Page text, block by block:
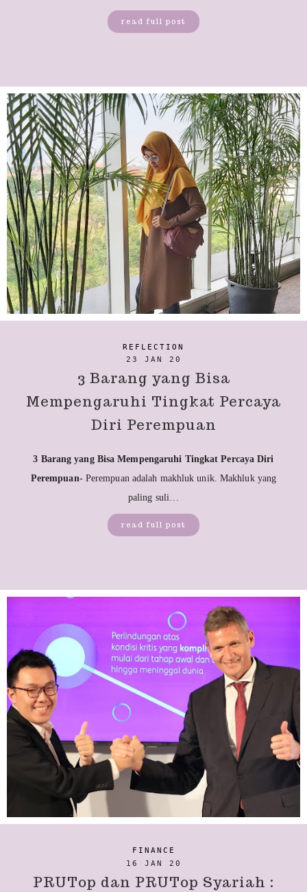
read full post
REFLECTION
23 JAN 20
3 Barang yang Bisa
Mempengaruhi Tingkat Percaya
Diri Perempuan
3 Barang yang Bisa Mempengaruhi Tingkat Percaya Diri
Perempuan- Perempuan adalah makhluk unik. Makhluk yang
paling suli…
read full post
FINANCE
16 JAN 20
PRUTop dan PRUTop Syariah :